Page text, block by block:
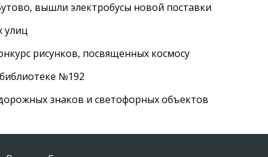
вышли электробусы новой поставки
улиц
рисунков, посвященных космосу
№192
знаков и светофорных объектов